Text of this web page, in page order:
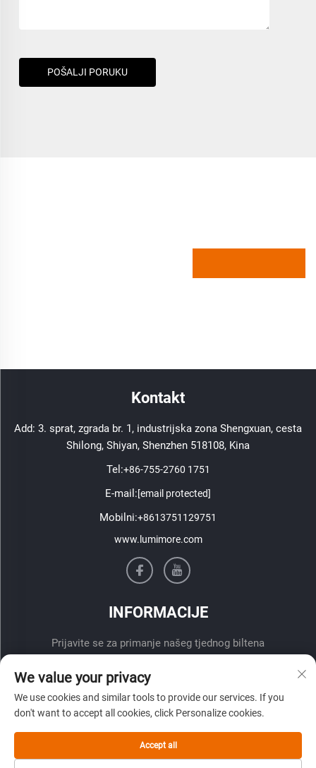
POŠALJI PORUKU
Kontakt
Add: 3. sprat, zgrada br. 1, industrijska zona Shengxuan, cesta
Shilong, Shiyan, Shenzhen 518108, Kina
Tel:+86-755-2760 1751
E-mail:[email protected]
Mobilni:+8613751129751
www.lumimore.com
INFORMACIJE
Prijavite se za primanje našeg tjednog biltena
Pošalji
We value your privacy
We use cookies and similar tools to provide our services. If you
don't want to accept all cookies, click Personalize cookies.
Accept all